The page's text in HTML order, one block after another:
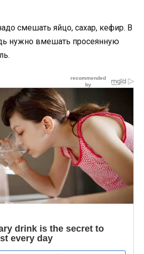
смешать яйцо, сахар, кефир. В
нужно вмешать просеянную